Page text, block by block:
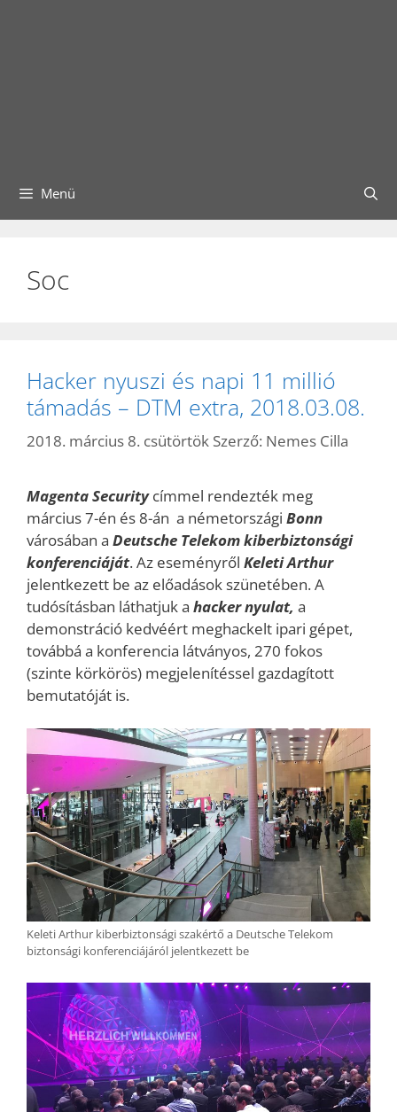
Menü
Soc
Hacker nyuszi és napi 11 millió
támadás – DTM extra, 2018.03.08.
2018. március 8. csütörtök Szerző: Nemes Cilla
Magenta Securitycímmel rendezték meg
március 7-én és 8-án a németországi Bonn
városában a Deutsche Telekom kiberbiztonsági
konferenciáját. Az eseményről Keleti Arthur
jelentkezett be az előadások szünetében. A
tudósításban láthatjuk a hacker nyulat, a
demonstráció kedvéért meghackelt ipari gépet,
továbbá a konferencia látványos, 270 fokos
(szinte körkörös) megjelenítéssel gazdagított
bemutatóját is.
Keleti Arthur kiberbiztonsági szakértő a Deutsche Telekom
biztonsági konferenciájáról jelentkezett be